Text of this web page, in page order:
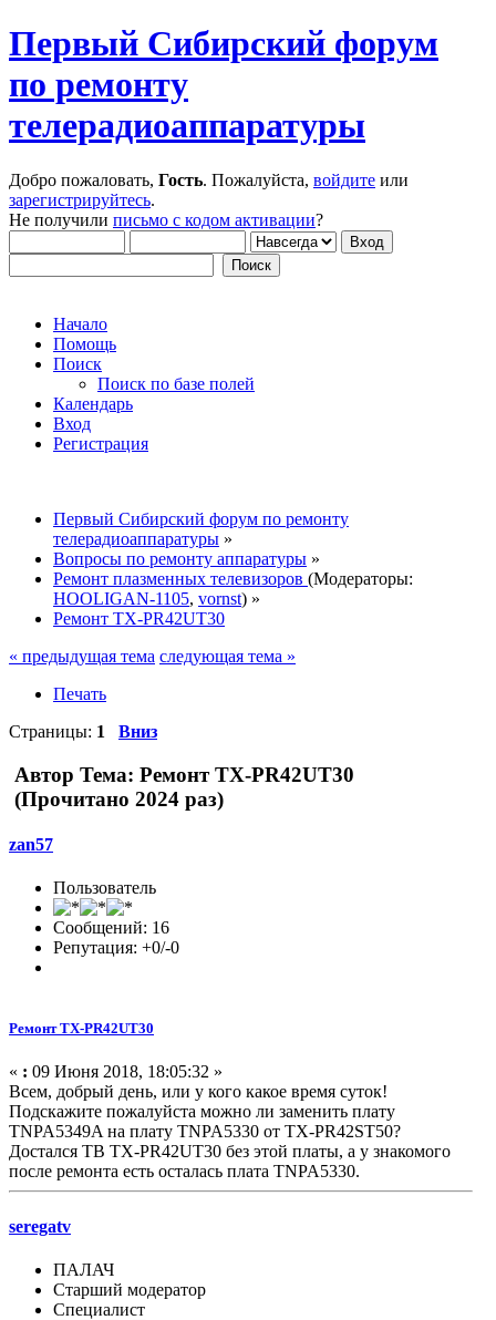
Первый Сибирский форум
по ремонту
телерадиоаппаратуры
Добро пожаловать, Гость. Пожалуйста, войдите или
зарегистрируйтесь.
Не получили письмо с кодом активации?
Начало
Помощь
Поиск
Поиск по базе полей
Календарь
Вход
Регистрация
Первый Сибирский форум по ремонту
телерадиоаппаратуры »
Вопросы по ремонту аппаратуры »
Ремонт плазменных телевизоров (Модераторы:
HOOLIGAN-1105, vornst) »
Ремонт TX-PR42UT30
« предыдущая тема следующая тема »
Печать
Страницы: 1 Вниз
Автор Тема: Ремонт TX-PR42UT30
(Прочитано 2024 раз)
zan57
Пользователь
Сообщений: 16
Репутация: +0/-0
Ремонт TX-PR42UT30
« : 09 Июня 2018, 18:05:32 »
Всем, добрый день, или у кого какое время суток!
Подскажите пожалуйста можно ли заменить плату
TNPA5349A на плату TNPA5330 от TX-PR42ST50?
Достался ТВ TX-PR42UT30 без этой платы, а у знакомого
после ремонта есть осталась плата TNPA5330.
seregatv
ПАЛАЧ
Старший модератор
Специалист